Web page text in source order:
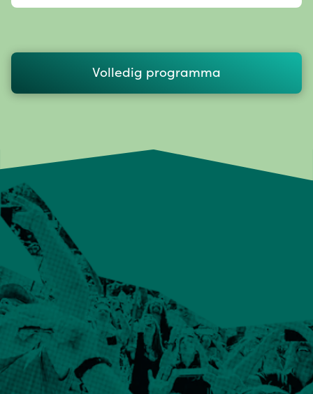
Volledig programma